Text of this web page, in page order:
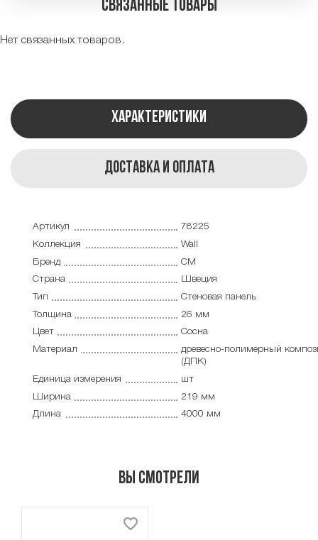
Связанные товары
Нет связанных товаров.
Характеристики
Доставка и оплата
Артикул
78225
Коллекция
Wall
Бренд
CM
Страна
Швеция
Тип
Cтеновая панель
Толщина
26 мм
Цвет
Сосна
Материал
древесно-полимерный
(ДПК)
Единица измерения
шт
Ширина
219 мм
Длина
4000 мм
Вы смотрели